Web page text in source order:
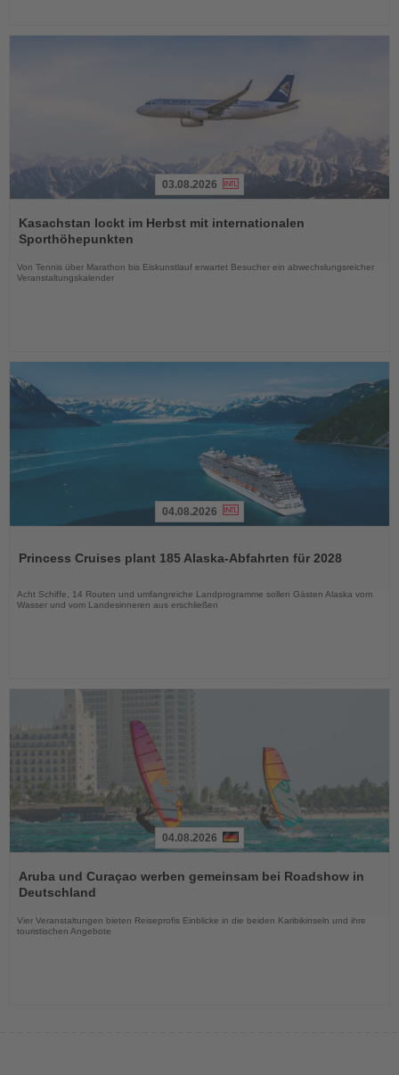
Sie
die
Nachrichten
03.08.2026
Kasachstan lockt im Herbst mit internationalen
Sporthöhepunkten
Von Tennis über Marathon bis Eiskunstlauf erwartet Besucher ein abwechslungsreicher
Veranstaltungskalender
die
04.08.2026
Princess Cruises plant 185 Alaska-Abfahrten für 2028
Acht Schiffe, 14 Routen und umfangreiche Landprogramme sollen Gästen Alaska vom
Wasser und vom Landesinneren aus erschließen
Sie
die
04.08.2026
Aruba und Curaçao werben gemeinsam bei Roadshow in
Deutschland
Vier Veranstaltungen bieten Reiseprofis Einblicke in die beiden Karibikinseln und ihre
touristischen Angebote